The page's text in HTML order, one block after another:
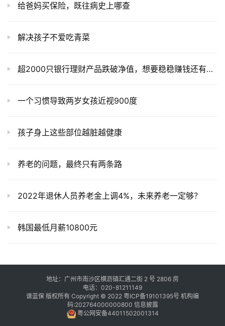
给爸妈买保险，既往病史上哪查
解决孩子不爱吃青菜
超2000只银行理财产品跌破净值，想要稳稳赚钱还有啥选择？
一个习惯导致两岁女孩近视900度
孩子身上这些部位越脏越健康
养老的问题，最终只有两条路
2022年退休人员养老金上调4%，未来养老一定够？
韩国最低月薪10800元
地址：广州市南沙区横沥镇汇通二街 2 号 2806 房
电话：020-81211149
谱蓝保 版权所有 Copyright © 2022 粤ICP备19101395号 机构编
码:202764000000800 信息披露
粤公网安备44011502001314